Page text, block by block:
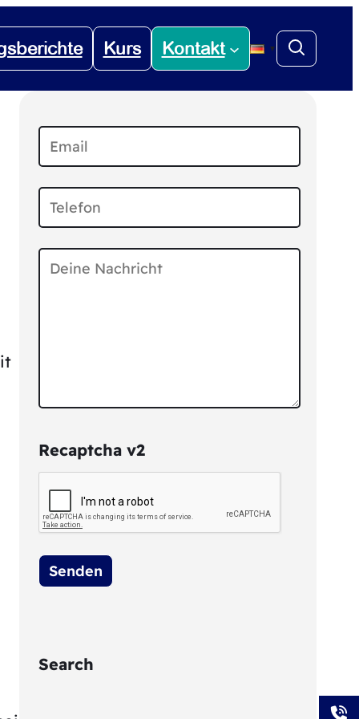
Kurs Kontakt ▼
Recaptcha v2
Search